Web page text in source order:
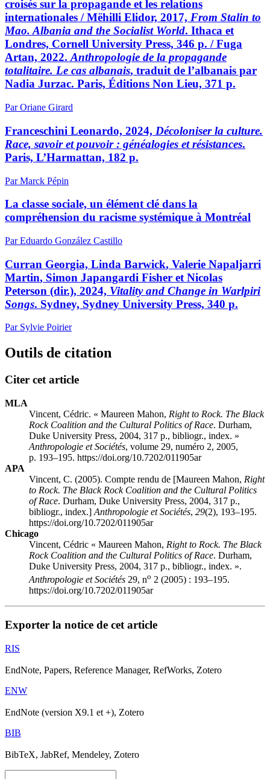
croisés sur la propagande et les relations
internationales / Mëhilli Elidor, 2017, From Stalin to
Mao. Albania and the Socialist World. Ithaca et
Londres, Cornell University Press, 346 p. / Fuga
Artan, 2022.Anthropologie de la propagande
totalitaire. Le cas albanais, traduit de l’albanais par
Nadia Jurzac. Paris, Éditions Non Lieu, 371 p.
Par Oriane Girard
Franceschini Leonardo, 2024, Décoloniser la culture.
Race, savoir et pouvoir : généalogies et résistances.
Paris, L’Harmattan, 182 p.
Par Marck Pépin
La classe sociale, un élément clé dans la
compréhension du racisme systémique à Montréal
Par Eduardo González Castillo
Curran Georgia, Linda Barwick, Valerie Napaljarri
Martin, Simon Japangardi Fisher et Nicolas
Peterson (dir.), 2024, Vitality and Change in Warlpiri
Songs. Sydney, Sydney University Press, 340 p.
Par Sylvie Poirier
Outils de citation
Citer cet article
MLA
Vincent, Cédric. « Maureen Mahon, Right to Rock. The Black
Rock Coalition and the Cultural Politics of Race. Durham,
Duke University Press, 2004, 317 p., bibliogr., index. »
Anthropologie et Sociétés, volume 29, numéro 2, 2005,
p. 193–195. https://doi.org/10.7202/011905ar
APA
Vincent, C. (2005). Compte rendu de [Maureen Mahon, Right
to Rock. The Black Rock Coalition and the Cultural Politics
of Race. Durham, Duke University Press, 2004, 317 p.,
bibliogr., index.] Anthropologie et Sociétés, 29(2), 193–195.
https://doi.org/10.7202/011905ar
Chicago
Vincent, Cédric « Maureen Mahon, Right to Rock. The Black
Rock Coalition and the Cultural Politics of Race. Durham,
Duke University Press, 2004, 317 p., bibliogr., index. ».
Anthropologie et Sociétés 29, no 2 (2005) : 193–195.
https://doi.org/10.7202/011905ar
Exporter la notice de cet article
RIS
EndNote, Papers, Reference Manager, RefWorks, Zotero
ENW
EndNote (version X9.1 et +), Zotero
BIB
BibTeX, JabRef, Mendeley, Zotero